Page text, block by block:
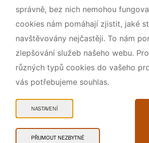
Snadné čtení
správně, bez nich nemohou
cookies nám pomáhají zjistit, jaké
navštěvovány nejčastěji. To nám
zlepšování služeb našeho webu.
různých typů cookies do vašeho
vás potřebujeme souhlas.
NASTAVENÍ
PŘIJMOUT NEZBYTNÉ